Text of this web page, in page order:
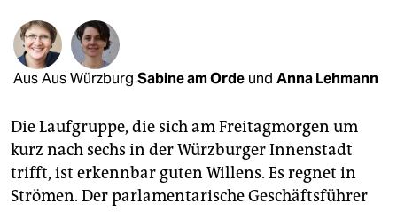
abo
genossenschaft
epaper login
Aus Aus Würzburg Sabine am Orde und Anna Lehmann
Die Laufgruppe, die sich am Freitagmorgen um
kurz nach sechs in der Würzburger Innenstadt
trifft, ist erkennbar guten Willens. Es regnet in
Strömen. Der parlamentarische Geschäftsführer